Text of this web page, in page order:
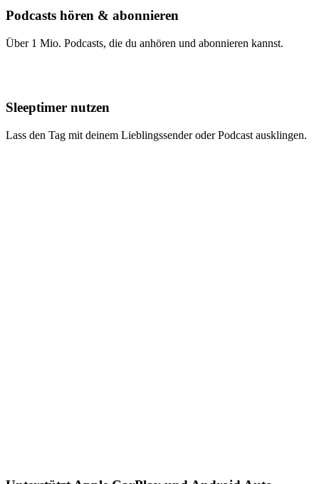
Podcasts hören & abonnieren
Über 1 Mio. Podcasts, die du anhören und abonnieren kannst.
Sleeptimer nutzen
Lass den Tag mit deinem Lieblingssender oder Podcast ausklingen.